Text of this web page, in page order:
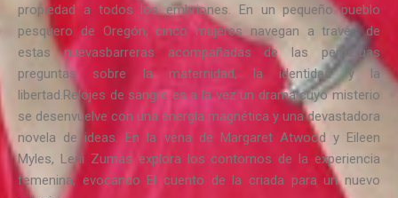
propiedad a todos los embriones. En un pequeño pueblo
pesquero de Oregón, cinco mujeres navegan a través de
estas nuevasbarreras acompañadas de las perpetuas
preguntas sobre la maternidad, la identidad y la
libertad.Relojes de sangre es a la vez un drama cuyo misterio
se desenvuelve con una energía magnética y una devastadora
novela de ideas. En la vena de Margaret Atwood y Eileen
Myles, Leni Zumas explora los contornos de la experiencia
femenina, evocando El cuento de la criada para un nuevo